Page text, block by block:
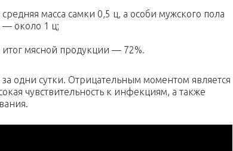
средняя масса самки 0,5 ц, а особи мужского пола
— около 1 ц;
итог мясной продукции — 72%.
одни сутки. Отрицательным моментом является
чувствительность к инфекциям, а также